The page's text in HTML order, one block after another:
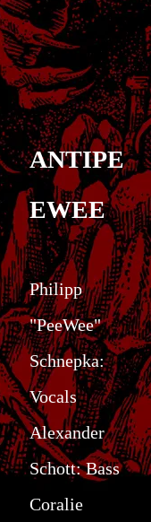
ANTIPE
EWEE
Philipp
"PeeWee"
Schnepka:
Vocals
Alexander
Schott: Bass
Coralie